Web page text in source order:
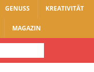
GENUSS KREATIVITÄT
MAGAZIN